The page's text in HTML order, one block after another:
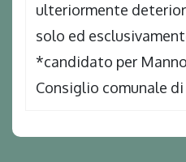
ulteriormente
solo ed
*candidato per
Consiglio comunale